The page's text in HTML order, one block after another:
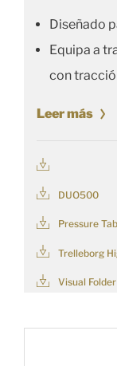
Diseñado
Equipa a
con
Leer más
DUO500
Pressure
Trelleborg
Visual Folder